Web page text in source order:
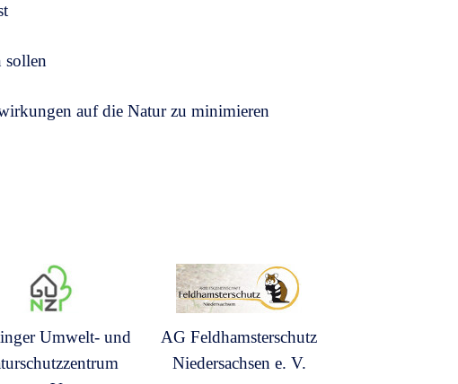
sollen
auf die Natur zu minimieren
Umwelt- und
AG Feldhamsterschutz
Niedersachsen e. V.